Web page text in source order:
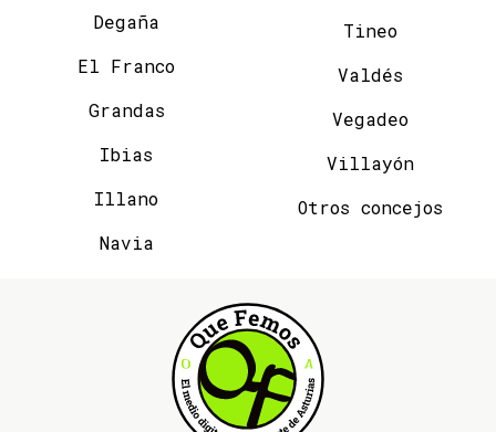
Degaña
El Franco
Grandas
Ibias
Illano
Navia
Tineo
Valdés
Vegadeo
Villayón
Otros concejos